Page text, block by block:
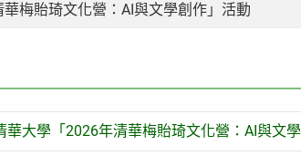
華梅貽琦文化營：AI與文學創作」活動
華大學「2026年清華梅貽琦文化營：AI與文